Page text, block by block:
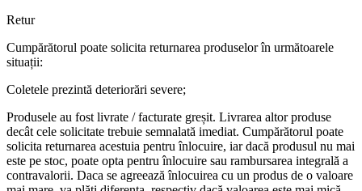
Retur
Cumpărătorul poate solicita returnarea produselor în următoarele
situații:
Coletele prezintă deteriorări severe;
Produsele au fost livrate / facturate greșit. Livrarea altor produse
decât cele solicitate trebuie semnalată imediat. Cumpărătorul poate
solicita returnarea acestuia pentru înlocuire, iar dacă produsul nu mai
este pe stoc, poate opta pentru înlocuire sau rambursarea integrală a
contravalorii. Daca se agreează înlocuirea cu un produs de o valoare